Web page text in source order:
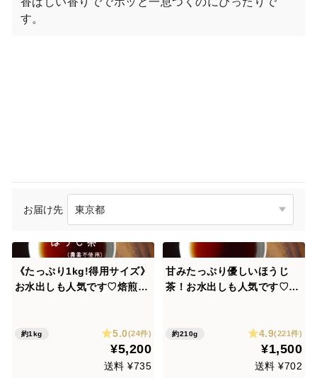
す。
お届け先
《たっぷり1kg!得用サイズ》
お水出しも人気です♡焙煎ほ
0%・一番茶100%・すべて農
薬・化学肥料・除草剤・畜産
約1kg 5.0(24件)
¥5,200
送料 ¥735
甘みたっぷり優しいほうじ
茶！お水出しも人気です♡深
気です♡京都産100%・一番
茶100%（農薬・化学肥料・
除草剤・畜産堆肥すべて不使
約210g 4.9(221件)
¥1,500
送料 ¥702